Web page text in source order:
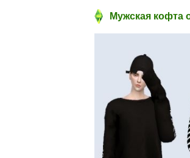
Мужская кофта